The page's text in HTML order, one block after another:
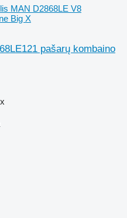
MAN D2868LE V8
Big X
pašarų kombaino